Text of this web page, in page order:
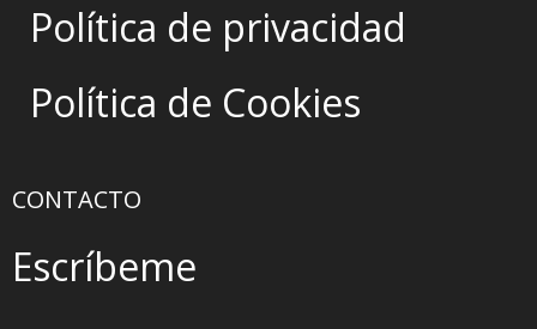
Política de privacidad
Política de Cookies
CONTACTO
Escríbeme